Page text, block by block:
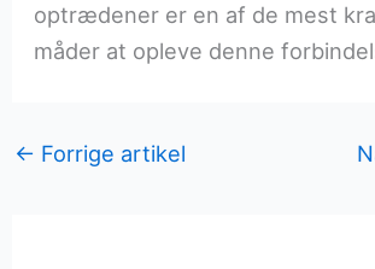
optrædener er en af de mest
måder at opleve denne
← Forrige artikel